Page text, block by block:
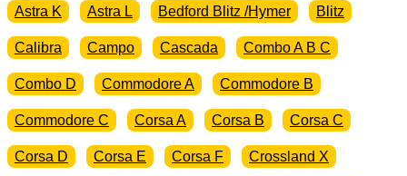
Astra K Astra L Bedford Blitz /Hymer Blitz
Calibra Campo Cascada Combo A B C
Combo D Commodore A Commodore B
Commodore C Corsa A Corsa B Corsa C
Corsa D Corsa E Corsa F Crossland X